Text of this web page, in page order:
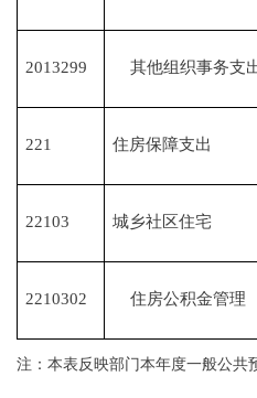
2013299 其他组织事务支
221 住房保障支出
22103 城乡社区住宅
2210302 住房公积金管理
注：本表反映部门本年度一般公共